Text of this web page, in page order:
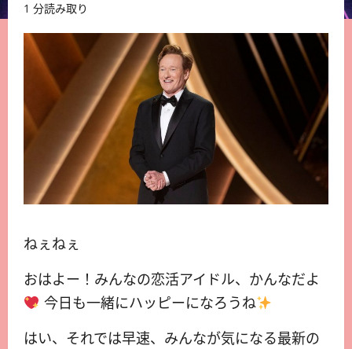
1 分読み取り
ねぇねぇ
おはよー！みんなの恋活アイドル、かんなだよ
今日も一緒にハッピーになろうね
はい、それでは早速、みんなが気になる最新の